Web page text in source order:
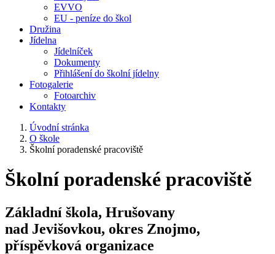
EVVO
EU - peníze do škol
Družina
Jídelna
Jídelníček
Dokumenty
Přihlášení do školní jídelny
Fotogalerie
Fotoarchiv
Kontakty
Úvodní stránka
O škole
Školní poradenské pracoviště
Školní poradenské pracoviště
Základní škola, Hrušovany
nad Jevišovkou, okres Znojmo,
příspěvková organizace